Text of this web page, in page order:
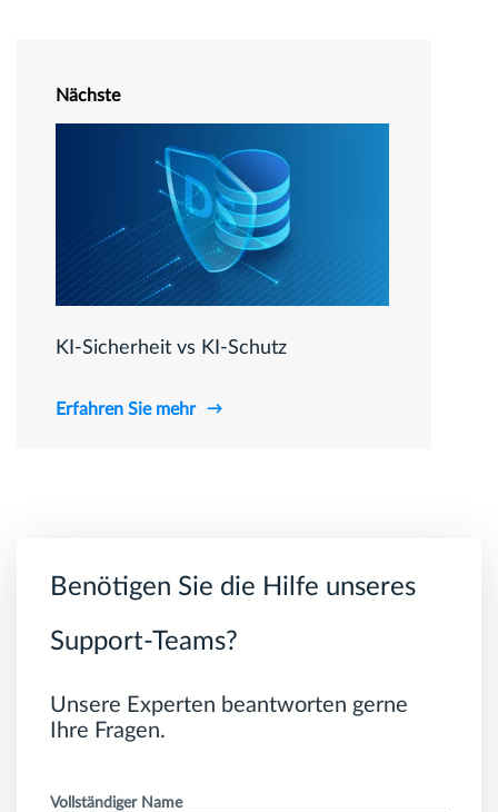
Nächste
KI-Sicherheit vs KI-Schutz
Erfahren Sie mehr
Benötigen Sie die Hilfe unseres
Support-Teams?
Unsere Experten beantworten gerne
Ihre Fragen.
Vollständiger Name